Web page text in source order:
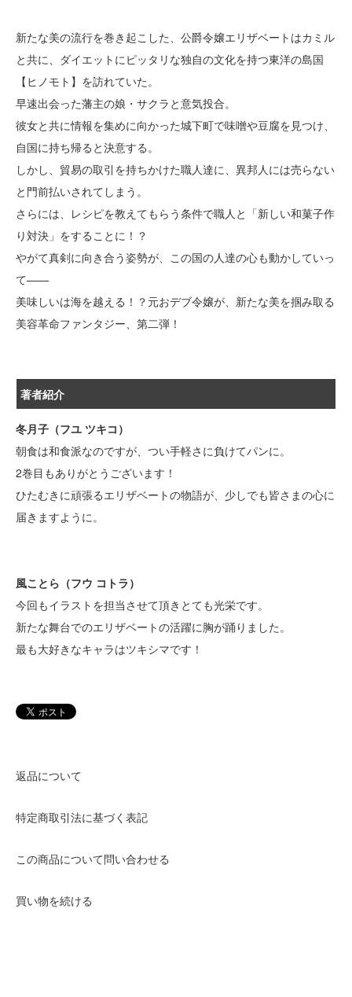
新たな美の流行を巻き起こした、公爵令嬢エリザベートはカミル
と共に、ダイエットにピッタリな独自の文化を持つ東洋の島国
【ヒノモト】を訪れていた。
早速出会った藩主の娘・サクラと意気投合。
彼女と共に情報を集めに向かった城下町で味噌や豆腐を見つけ、
自国に持ち帰ると決意する。
しかし、貿易の取引を持ちかけた職人達に、異邦人には売らない
と門前払いされてしまう。
さらには、レシピを教えてもらう条件で職人と「新しい和菓子作
り対決」をすることに！？
やがて真剣に向き合う姿勢が、この国の人達の心も動かしていっ
て——
美味しいは海を越える！？元おデブ令嬢が、新たな美を掴み取る
美容革命ファンタジー、第二弾！
著者紹介
冬月子（フユ ツキコ）
朝食は和食派なのですが、つい手軽さに負けてパンに。
2巻目もありがとうございます！
ひたむきに頑張るエリザベートの物語が、少しでも皆さまの心に
届きますように。
風ことら（フウ コトラ）
今回もイラストを担当させて頂きとても光栄です。
新たな舞台でのエリザベートの活躍に胸が踊りました。
最も大好きなキャラはツキシマです！
返品について
特定商取引法に基づく表記
この商品について問い合わせる
買い物を続ける